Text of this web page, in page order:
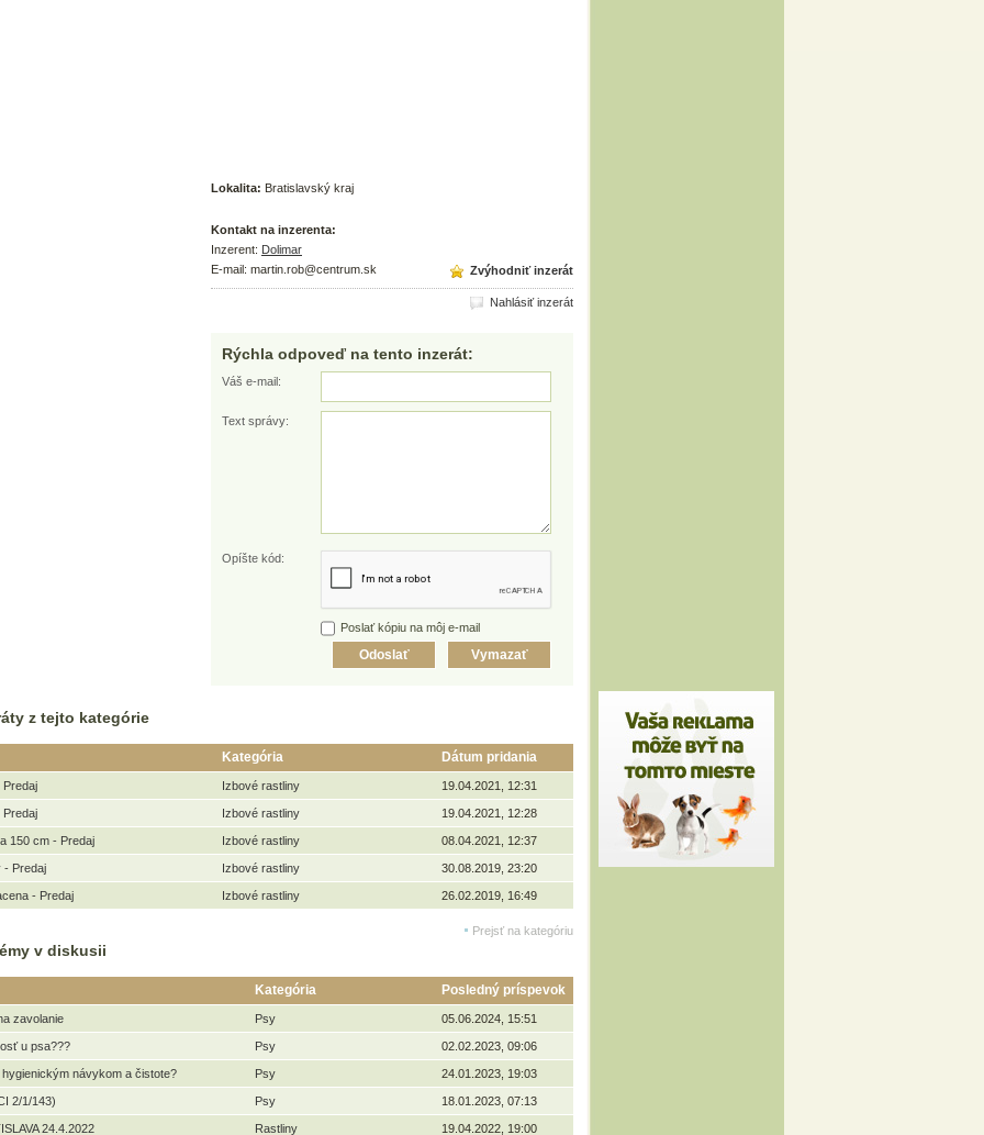
Lokalita: Bratislavský kraj
Kontakt na inzerenta:
Inzerent: Dolimar
E-mail: martin.rob@centrum.sk
Nahlásiť inzerát
Zvýhodniť inzerát
Rýchla odpoveď na tento inzerát:
Váš e-mail:
Text správy:
Opíšte kód:
Poslať kópiu na môj e-mail
z tejto kategórie
Kategória Dátum pridania
Predaj Izbové rastliny 19.04.2021, 12:31
Predaj Izbové rastliny 19.04.2021, 12:28
150 cm - Predaj Izbové rastliny 08.04.2021, 12:37
- Predaj Izbové rastliny 30.08.2019, 23:20
- Predaj Izbové rastliny 26.02.2019, 16:49
Prejsť na kategóriu
v diskusii
Kategória Posledný príspevok
zavolanie Psy 05.06.2024, 15:51
u psa??? Psy 02.02.2023, 09:06
návykom a čistote? Psy 24.01.2023, 19:03
2/1/143) Psy 18.01.2023, 07:13
24.4.2022 Rastliny 19.04.2022, 19:00